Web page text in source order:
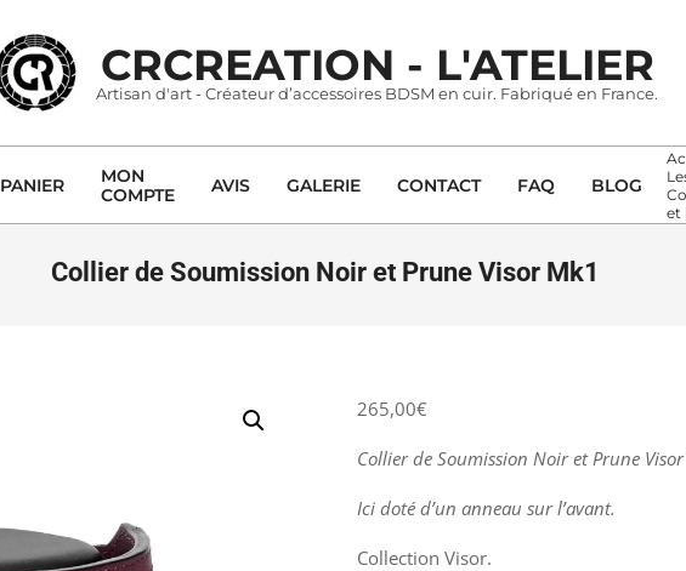
CRCREATION - L'ATELIER
Artisan d'art - Créateur d’accessoires BDSM en cuir. Fabriqué en France.
Primary
Navigation
Menu
PANIER
MON
COMPTE
AVIS GALERIE CONTACT FAQ BLOG
et
Collier de Soumission Noir et Prune Visor Mk1
265,00€
Collier de Soumission Noir et Prune
Ici doté d’un anneau sur l’avant.
Collection Visor.